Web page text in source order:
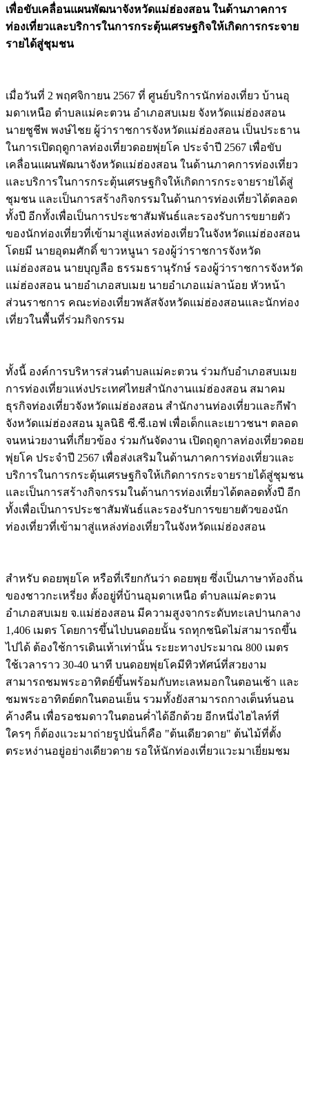
เพื่อขับเคลื่อนแผนพัฒนาจังหวัดแม่ฮ่องสอน ในด้านภาคการ
ท่องเที่ยวและบริการในการกระตุ้นเศรษฐกิจให้เกิดการกระจาย
รายได้สู่ชุมชน
เมื่อวันที่ 2 พฤศจิกายน 2567 ที่ ศูนย์บริการนักท่องเที่ยว บ้านอุ
มดาเหนือ ตำบลแม่คะตวน อำเภอสบเมย จังหวัดแม่ฮ่องสอน
นายชูชีพ พงษ์ไชย ผู้ว่าราชการจังหวัดแม่ฮ่องสอน เป็นประธาน
ในการเปิดฤดูกาลท่องเที่ยวดอยพุ่ยโค ประจำปี 2567 เพื่อขับ
เคลื่อนแผนพัฒนาจังหวัดแม่ฮ่องสอน ในด้านภาคการท่องเที่ยว
และบริการในการกระตุ้นเศรษฐกิจให้เกิดการกระจายรายได้สู่
ชุมชน และเป็นการสร้างกิจกรรมในด้านการท่องเที่ยวได้ตลอด
ทั้งปี อีกทั้งเพื่อเป็นการประชาสัมพันธ์และรองรับการขยายตัว
ของนักท่องเที่ยวที่เข้ามาสู่แหล่งท่องเที่ยวในจังหวัดแม่ฮ่องสอน
โดยมี นายอุดมศักดิ์ ขาวหนูนา รองผู้ว่าราชการจังหวัด
แม่ฮ่องสอน นายบุญลือ ธรรมธรานุรักษ์ รองผู้ว่าราชการจังหวัด
แม่ฮ่องสอน นายอำเภอสบเมย นายอำเภอแม่ลาน้อย หัวหน้า
ส่วนราชการ คณะท่องเที่ยวพลัสจังหวัดแม่ฮ่องสอนและนักท่อง
เที่ยวในพื้นที่ร่วมกิจกรรม
ทั้งนี้ องค์การบริหารส่วนตำบลแม่คะตวน ร่วมกับอำเภอสบเมย
การท่องเที่ยวแห่งประเทศไทยสำนักงานแม่ฮ่องสอน สมาคม
ธุรกิจท่องเที่ยวจังหวัดแม่ฮ่องสอน สำนักงานท่องเที่ยวและกีฬา
จังหวัดแม่ฮ่องสอน มูลนิธิ ซี.ซี.เอฟ เพื่อเด็กและเยาวชนฯ ตลอด
จนหน่วยงานที่เกี่ยวข้อง ร่วมกันจัดงาน เปิดฤดูกาลท่องเที่ยวดอย
พุ่ยโค ประจำปี 2567 เพื่อส่งเสริมในด้านภาคการท่องเที่ยวและ
บริการในการกระตุ้นเศรษฐกิจให้เกิดการกระจายรายได้สู่ชุมชน
และเป็นการสร้างกิจกรรมในด้านการท่องเที่ยวได้ตลอดทั้งปี อีก
ทั้งเพื่อเป็นการประชาสัมพันธ์และรองรับการขยายตัวของนัก
ท่องเที่ยวที่เข้ามาสู่แหล่งท่องเที่ยวในจังหวัดแม่ฮ่องสอน
สำหรับ ดอยพุยโค หรือที่เรียกกันว่า ดอยพุย ซึ่งเป็นภาษาท้องถิ่น
ของชาวกะเหรี่ยง ตั้งอยู่ที่บ้านอุมดาเหนือ ตำบลแม่คะตวน
อำเภอสบเมย จ.แม่ฮ่องสอน มีความสูงจากระดับทะเลปานกลาง
1,406 เมตร โดยการขึ้นไปบนดอยนั้น รถทุกชนิดไม่สามารถขึ้น
ไปได้ ต้องใช้การเดินเท้าเท่านั้น ระยะทางประมาณ 800 เมตร
ใช้เวลาราว 30-40 นาที บนดอยพุ่ยโคมีทิวทัศน์ที่สวยงาม
สามารถชมพระอาทิตย์ขึ้นพร้อมกับทะเลหมอกในตอนเช้า และ
ชมพระอาทิตย์ตกในตอนเย็น รวมทั้งยังสามารถกางเต็นท์นอน
ค้างคืน เพื่อรอชมดาวในตอนค่ำได้อีกด้วย อีกหนึ่งไฮไลท์ที่
ใครๆ ก็ต้องแวะมาถ่ายรูปนั่นก็คือ "ต้นเดียวดาย" ต้นไม้ที่ตั้ง
ตระหง่านอยู่อย่างเดียวดาย รอให้นักท่องเที่ยวแวะมาเยี่ยมชม